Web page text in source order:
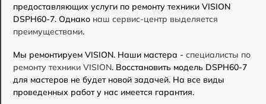
предоставляющих услуги по ремонту техники VISION
DSPH60-7. Однако наш сервис-центр выделяется
преимуществами.
Мы ремонтируем VISION. Наши мастера - специалисты по
ремонту техники VISION. Восстановить модель DSPH60-7
для мастеров не будет новой задачей. На все виды
проведенных работ у нас имеется гарантия.